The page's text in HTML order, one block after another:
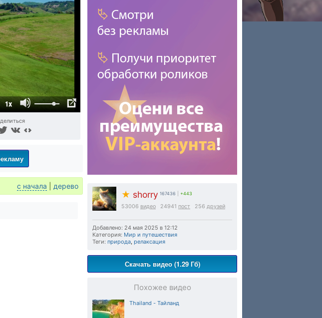
1x
★ shorry 167436 +443
53006 видео 24941 пост 256 друзей
Добавлено: 24 мая 2025 в 12:12
Категория: Мир и путешествия
Теги: природа, релаксация
Скачать видео (1.29 Гб)
Похожее видео
Thailand - Тайланд
с начала дерево